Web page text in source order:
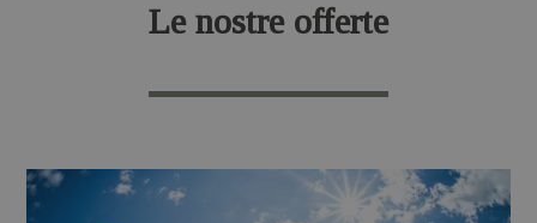
Le nostre offerte